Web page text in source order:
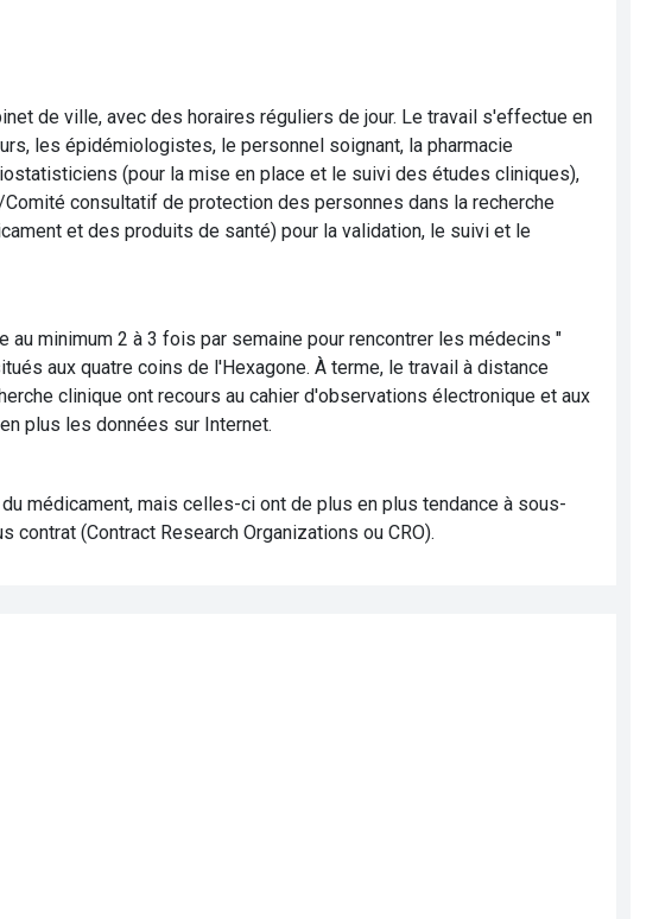
de ville, avec des horaires réguliers de jour. Le travail s'effectue en
les épidémiologistes, le personnel soignant, la pharmacie
(pour la mise en place et le suivi des études cliniques),
consultatif de protection des personnes dans la recherche
et des produits de santé) pour la validation, le suivi et le
au minimum 2 à 3 fois par semaine pour rencontrer les médecins "
aux quatre coins de l'Hexagone. À terme, le travail à distance
clinique ont recours au cahier d'observations électronique et aux
plus les données sur Internet.
médicament, mais celles-ci ont de plus en plus tendance à sous-
(Contract Research Organizations ou CRO).